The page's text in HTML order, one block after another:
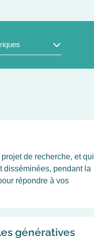
de recherche, et qui
disséminées, pendant la
répondre à vos
génératives